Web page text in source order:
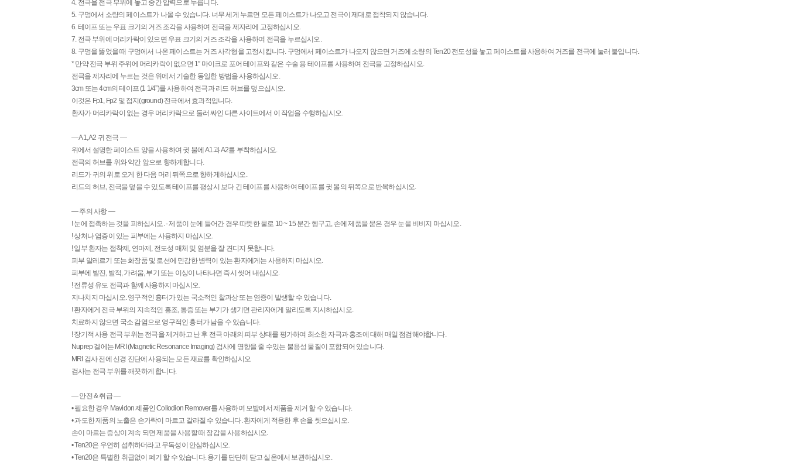
4. 전극을 전극 부위에 놓고 중간 압력으로 누릅니다.
5. 구멍에서 소량의 페이스트가 나올 수 있습니다. 너무 세게 누르면 모든 페이스트가 나오고 전극이 제대로 접착되지 않습니다.
6. 테이프 또는 우표 크기의 거즈 조각을 사용하여 전극을 제자리에 고정하십시오.
7. 전극 부위에 머리카락이 있으면 우표 크기의 거즈 조각을 사용하여 전극을 누르십시오.
8. 구멍을 뚫었을 때 구멍에서 나온 페이스트는 거즈 사각형을 고정시킵니다. 구멍에서 페이스트가 나오지 않으면 거즈에 소량의 Ten20 전도성을 놓고 페이스트를 사용하여 거즈를 전극에 눌러 붙입니다.
* 만약 전극 부위 주위에 머리카락이 없으면 1” 마이크로 포어 테이프와 같은 수술 용 테이프를 사용하여 전극을 고정하십시오.
전극을 제자리에 누르는 것은 위에서 기술한 동일한 방법을 사용하십시오.
3cm 또는 4cm의 테이프 (1 1/4”)를 사용하여 전극과 리드 허브를 덮으십시오.
이것은 Fp1, Fp2 및 접지(ground) 전극에서 효과적입니다.
환자가 머리카락이 없는 경우 머리카락으로 둘러 싸인 다른 사이트에서 이 작업을 수행하십시오.
— A1, A2 귀 전극 —
위에서 설명한 페이스트 양을 사용하여 귓 불에 A1과 A2를 부착하십시오.
전극의 허브를 위와 약간 앞으로 향하게합니다.
리드가 귀의 위로 오게 한 다음 머리 뒤쪽으로 향하게하십시오.
리드의 허브, 전극을 덮을 수 있도록 테이프를 평상시 보다 긴 테이프를 사용하여 테이프를 귓 볼의 뒤쪽으로 반복하십시오.
— 주의 사항 —
! 눈에 접촉하는 것을 피하십시오. - 제품이 눈에 들어간 경우 따뜻한 물로 10 ~ 15 분간 헹구고, 손에 제품을 묻은 경우 눈을 비비지 마십시오.
! 상처나 염증이 있는 피부에는 사용하지 마십시오.
! 일부 환자는 접착제, 연마제, 전도성 매체 및 염분을 잘 견디지 못합니다.
피부 알레르기 또는 화장품 및 로션에 민감한 병력이 있는 환자에게는 사용하지 마십시오.
피부에 발진, 발적, 가려움, 부기 또는 이상이 나타나면 즉시 씻어 내십시오.
! 전류성 유도 전극과 함께 사용하지 마십시오.
지나치지 마십시오. 영구적인 흉터가 있는 국소적인 찰과상 또는 염증이 발생할 수 있습니다.
! 환자에게 전극 부위의 지속적인 홍조, 통증 또는 부기가 생기면 관리자에게 알리도록 지시하십시오.
치료하지 않으면 국소 감염으로 영구적인 흉터가 남을 수 있습니다.
! 장기적 사용 전극 부위는 전극을 제거하고 난 후 전극 아래의 피부 상태를 평가하여 최소한 자극과 홍조에 대해 매일 점검해야합니다.
Nuprep 겔에는 MRI (Magnetic Resonance Imaging) 검사에 영향을 줄 수있는 불용성 물질이 포함되어 있습니다.
MRI 검사 전에 신경 진단에 사용되는 모든 재료를 확인하십시오
검사는 전극 부위를 깨끗하게 합니다.
— 안전 & 취급 —
• 필요한 경우 Mavidon 제품인 Collodion Remover를 사용하여 모발에서 제품을 제거 할 수 있습니다.
• 과도한 제품의 노출은 손가락이 마르고 갈라질 수 있습니다. 환자에게 적용한 후 손을 씻으십시오.
손이 마르는 증상이 계속 되면 제품을 사용할 때 장갑을 사용하십시오.
• Ten20은 우연히 섭취하더라고 무독성이 안심하십시오.
• Ten20은 특별한 취급없이 폐기 할 수 있습니다. 용기를 단단히 닫고 실온에서 보관하십시오.